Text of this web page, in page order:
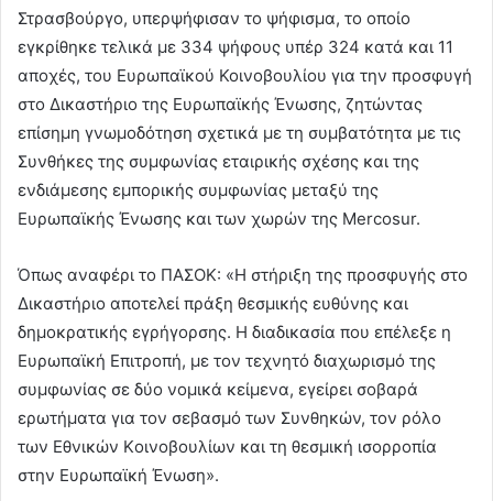
Στρασβούργο, υπερψήφισαν το ψήφισμα, το οποίο
εγκρίθηκε τελικά με 334 ψήφους υπέρ 324 κατά και 11
αποχές, του Ευρωπαϊκού Κοινοβουλίου για την προσφυγή
στο Δικαστήριο της Ευρωπαϊκής Ένωσης, ζητώντας
επίσημη γνωμοδότηση σχετικά με τη συμβατότητα με τις
Συνθήκες της συμφωνίας εταιρικής σχέσης και της
ενδιάμεσης εμπορικής συμφωνίας μεταξύ της
Ευρωπαϊκής Ένωσης και των χωρών της Mercosur.
Όπως αναφέρι το ΠΑΣΟΚ: «Η στήριξη της προσφυγής στο
Δικαστήριο αποτελεί πράξη θεσμικής ευθύνης και
δημοκρατικής εγρήγορσης. Η διαδικασία που επέλεξε η
Ευρωπαϊκή Επιτροπή, με τον τεχνητό διαχωρισμό της
συμφωνίας σε δύο νομικά κείμενα, εγείρει σοβαρά
ερωτήματα για τον σεβασμό των Συνθηκών, τον ρόλο
των Eθνικών Kοινοβουλίων και τη θεσμική ισορροπία
στην Ευρωπαϊκή Ένωση».